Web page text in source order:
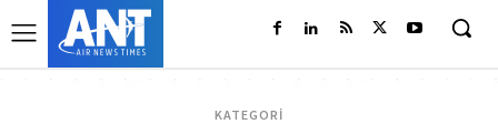
KATEGORİ